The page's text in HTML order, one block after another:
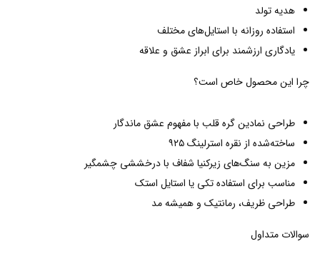
هدیه تولد
استفاده روزانه با استایل‌های مختلف
یادگاری ارزشمند برای ابراز عشق و علاقه
چرا این محصول خاص است؟
طراحی نمادین گره قلب با مفهوم عشق ماندگار
ساخته‌شده از نقره استرلینگ ۹۲۵
مزین به سنگ‌های زیرکنیا شفاف با درخششی چشمگیر
مناسب برای استفاده تکی یا استایل استک
طراحی ظریف، رمانتیک و همیشه مد
سوالات متداول